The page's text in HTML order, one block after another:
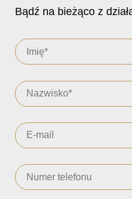
Bądź na bieżąco z